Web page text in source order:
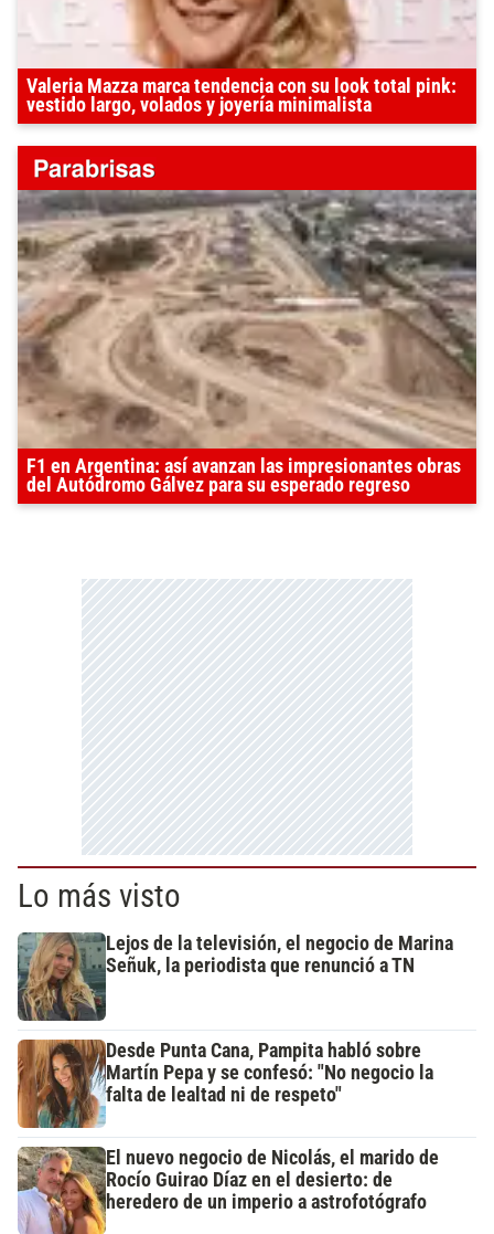
Valeria Mazza marca tendencia con su look total pink:
vestido largo, volados y joyería minimalista
F1 en Argentina: así avanzan las impresionantes obras
del Autódromo Gálvez para su esperado regreso
Lo más visto
Lejos de la televisión, el negocio de Marina
Señuk, la periodista que renunció a TN
Desde Punta Cana, Pampita habló sobre
Martín Pepa y se confesó: "No negocio la
falta de lealtad ni de respeto"
El nuevo negocio de Nicolás, el marido de
Rocío Guirao Díaz en el desierto: de
heredero de un imperio a astrofotógrafo